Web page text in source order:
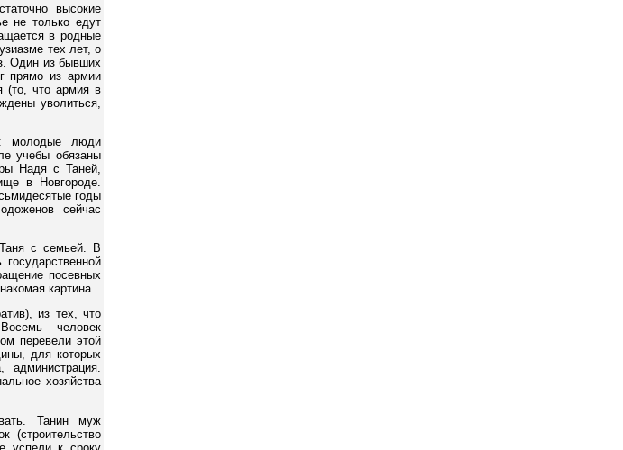
высокие
не только едут
в родные
тех лет, о
Один из бывших
прямо из армии
(то, что армия в
уволиться,
молодые люди
учебы обязаны
Надя с Таней,
в Новгороде.
годы
сейчас
с семьей. В
посевных
картина.
из тех, что
человек
перевели этой
для которых
хозяйства
Танин муж
(строительство